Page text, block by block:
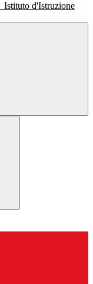
Istituto d'Istruzione